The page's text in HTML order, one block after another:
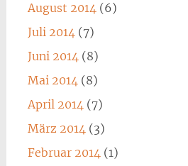
August 2014(6)
Juli 2014(7)
Juni 2014(8)
Mai 2014(8)
April 2014(7)
März 2014(3)
Februar 2014(1)